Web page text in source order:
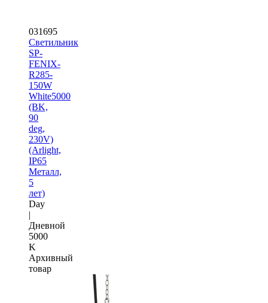
031695
Светильник
SP-
FENIX-
R285-
150W
White5000
(BK,
90
deg,
230V)
(Arlight,
IP65
Металл,
5
лет)
Day
|
Дневной
5000
K
Архивный
товар